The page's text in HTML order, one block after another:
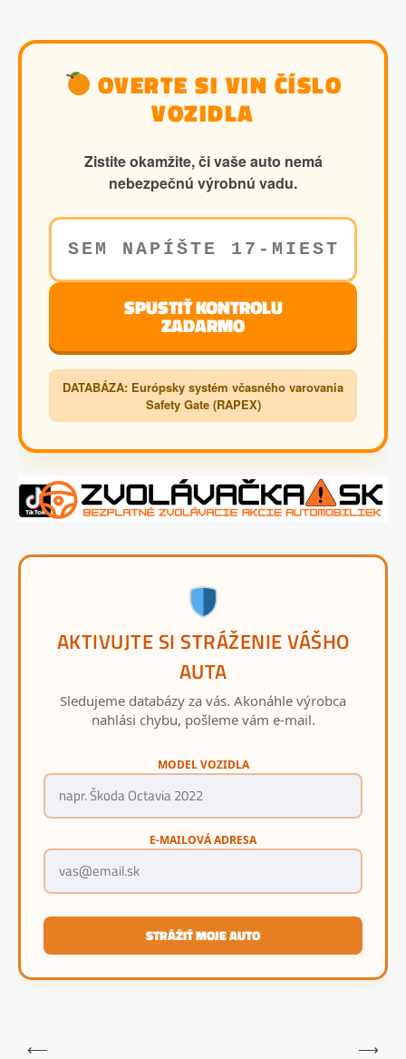
OVERTE SI VIN ČÍSLO
VOZIDLA
Zistite okamžite, či vaše auto nemá
nebezpečnú výrobnú vadu.
SPUSTIŤ KONTROLU
ZADARMO
DATABÁZA: Európsky systém včasného varovania
Safety Gate (RAPEX)
AKTIVUJTE SI STRÁŽENIE VÁŠHO
AUTA
Sledujeme databázy za vás. Akonáhle výrobca
nahlási chybu, pošleme vám e-mail.
MODEL VOZIDLA
E-MAILOVÁ ADRESA
STRÁŽIŤ MOJE AUTO
Navigácia
⟵ ⟶